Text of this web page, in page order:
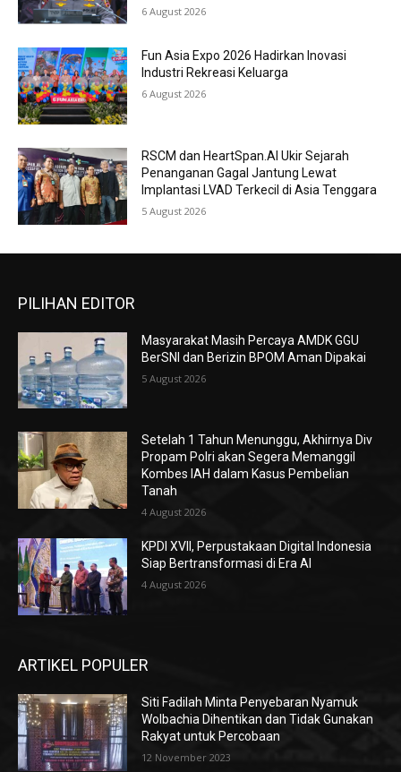
6 August 2026
Fun Asia Expo 2026 Hadirkan Inovasi
Industri Rekreasi Keluarga
6 August 2026
RSCM dan HeartSpan.AI Ukir Sejarah
Penanganan Gagal Jantung Lewat
Implantasi LVAD Terkecil di Asia Tenggara
5 August 2026
PILIHAN EDITOR
Masyarakat Masih Percaya AMDK GGU
BerSNI dan Berizin BPOM Aman Dipakai
5 August 2026
Setelah 1 Tahun Menunggu, Akhirnya Div
Propam Polri akan Segera Memanggil
Kombes IAH dalam Kasus Pembelian
Tanah
4 August 2026
KPDI XVII, Perpustakaan Digital Indonesia
Siap Bertransformasi di Era AI
4 August 2026
ARTIKEL POPULER
Siti Fadilah Minta Penyebaran Nyamuk
Wolbachia Dihentikan dan Tidak Gunakan
Rakyat untuk Percobaan
12 November 2023